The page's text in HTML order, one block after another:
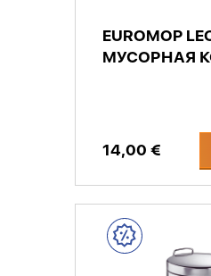
EUROMOP
МУСОРНАЯ
14,00 €